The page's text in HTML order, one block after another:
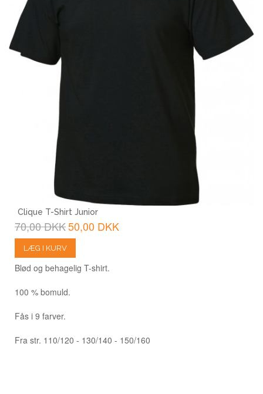
Clique T-Shirt Junior
70,00 DKK50,00 DKK
LÆG I KURV
Blød og behagelig T-shirt.
100 % bomuld.
Fås i 9 farver.
Fra str. 110/120 - 130/140 - 150/160